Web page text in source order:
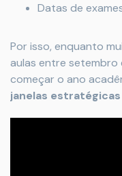
Datas de
Por isso, enquanto
aulas entre
começar o ano
janelas estratégicas